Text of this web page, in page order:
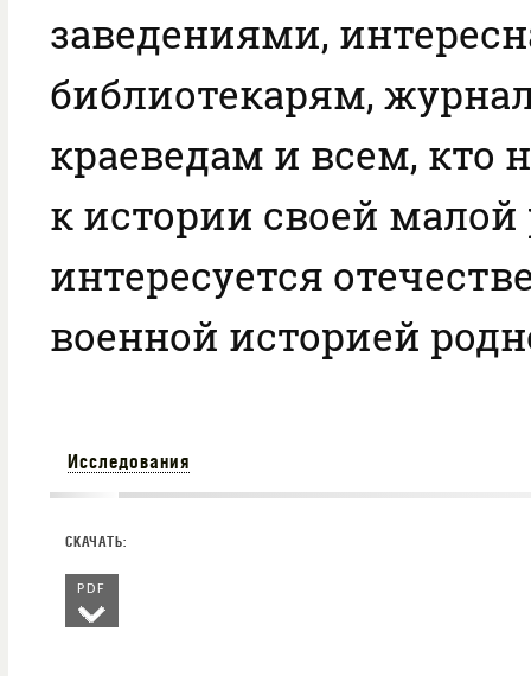
заведениями,
библиотекарям,
краеведам и всем, кто
к истории своей
интересуется
военной историей
Исследования
PDF